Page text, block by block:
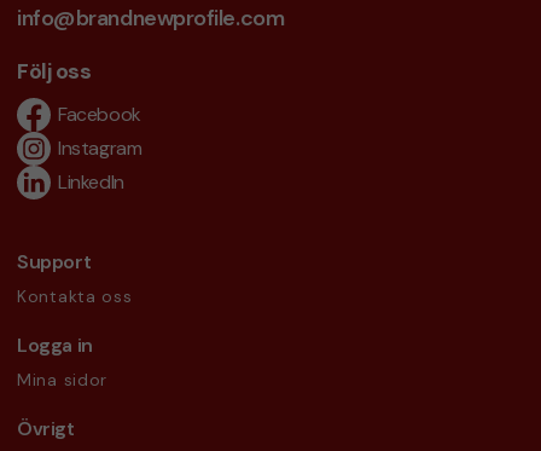
info@brandnewprofile.com
Följ oss
Facebook
Instagram
LinkedIn
Support
Kontakta oss
Logga in
Mina sidor
Övrigt